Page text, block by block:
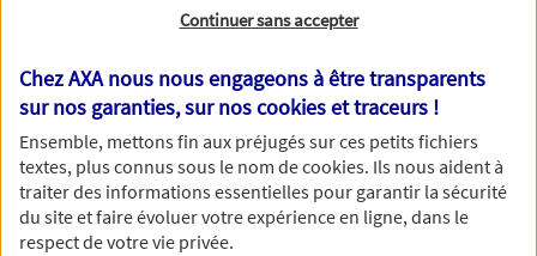
demande, nous vous répondrons dans les
meilleurs délais par mail ou par téléphone.
Votre message :
Continuer sans accepter
Chez AXA nous nous engageons à être transparents
sur nos garanties, sur noscookies et traceurs !
Ensemble, mettons fin aux préjugés sur ces petits fichiers
textes, plus connus sous le nom decookies. Ils nous aident à
traiter des informations essentielles pour garantir la sécurité
du site et faire évoluer votre expérience en ligne, dans le
respect de votre vie privée.